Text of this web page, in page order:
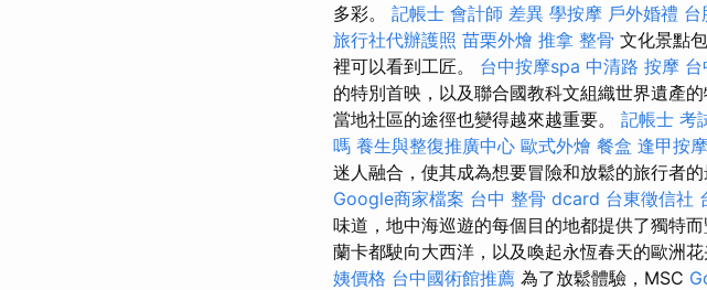
多彩。 記帳士 會計師 差異 學按摩 戶外婚禮 台
旅行社代辦護照 苗栗外燴 推拿 整骨 文化景點
裡可以看到工匠。 台中按摩spa 中清路 按摩
的特別首映，以及聯合國教科文組織世界遺產
當地社區的途徑也變得越來越重要。 記帳士 考
嗎 養生與整復推廣中心 歐式外燴 餐盒 逢甲按摩
迷人融合，使其成為想要冒險和放鬆的旅行者的
Google商家檔案 台中 整骨 dcard 台東徵信社
味道，地中海巡遊的每個目的地都提供了獨特
蘭卡都駛向大西洋，以及喚起永恆春天的歐洲
姨價格 台中國術館推薦 為了放鬆體驗，MSC